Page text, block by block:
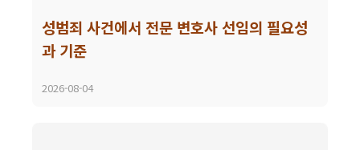
성범죄 사건에서 전문 변호사 선임의 필요성
과 기준
2026-08-04